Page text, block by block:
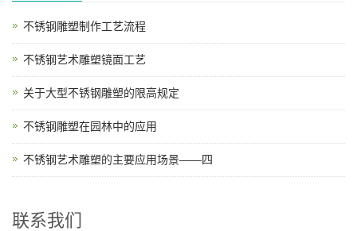
不锈钢雕塑制作工艺流程
不锈钢艺术雕塑镜面工艺
关于大型不锈钢雕塑的限高规定
不锈钢雕塑在园林中的应用
不锈钢艺术雕塑的主要应用场景——四
联系我们